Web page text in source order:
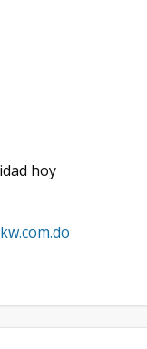
hoy